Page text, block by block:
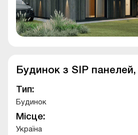
Будинок з SIP панелей,
Тип:
Будинок
Місце:
Україна